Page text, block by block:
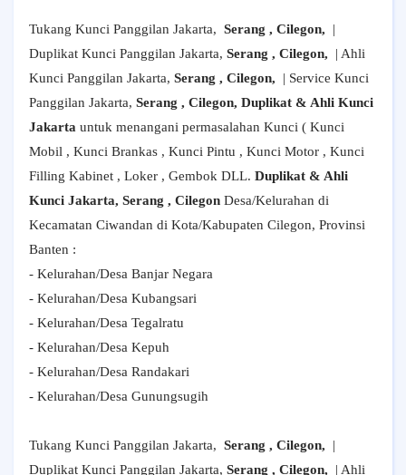
Tukang Kunci Panggilan Jakarta, Serang , Cilegon,
|
Duplikat Kunci Panggilan Jakarta, Serang , Cilegon,
| Ahli
Kunci Panggilan Jakarta, Serang , Cilegon,
| Service Kunci
Panggilan Jakarta, Serang , Cilegon, Duplikat & Ahli Kunci
Jakarta untuk menangani permasalahan Kunci ( Kunci
Mobil , Kunci Brankas , Kunci Pintu , Kunci Motor , Kunci
Filling Kabinet , Loker , Gembok DLL. Duplikat & Ahli
Kunci Jakarta, Serang , Cilegon Desa/Kelurahan di
Kecamatan Ciwandan di Kota/Kabupaten Cilegon, Provinsi
Banten :
- Kelurahan/Desa Banjar Negara
- Kelurahan/Desa Kubangsari
- Kelurahan/Desa Tegalratu
- Kelurahan/Desa Kepuh
- Kelurahan/Desa Randakari
- Kelurahan/Desa Gunungsugih
Tukang Kunci Panggilan Jakarta, Serang , Cilegon,
|
Duplikat Kunci Panggilan Jakarta, Serang , Cilegon,
| Ahli